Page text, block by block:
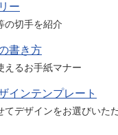
ー
の切手を紹介
書き方
えるお手紙マナー
インテンプレート
てデザインをお選びいた